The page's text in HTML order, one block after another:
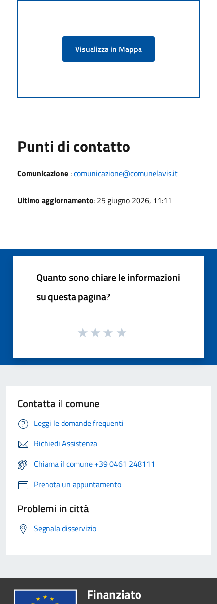
Visualizza in Mappa
Punti di contatto
Comunicazione :comunicazione@comunelavis.it
Ultimo aggiornamento: 25 giugno 2026, 11:11
Quanto sono chiare le informazioni
su questa pagina?
Contatta il comune
Leggi le domande frequenti
Richiedi Assistenza
Chiama il comune +39 0461 248111
Prenota un appuntamento
Problemi in città
Segnala disservizio